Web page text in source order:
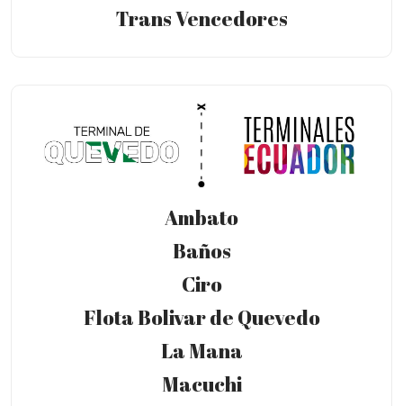
Trans Vencedores
Ambato
Baños
Ciro
Flota Bolivar de Quevedo
La Mana
Macuchi